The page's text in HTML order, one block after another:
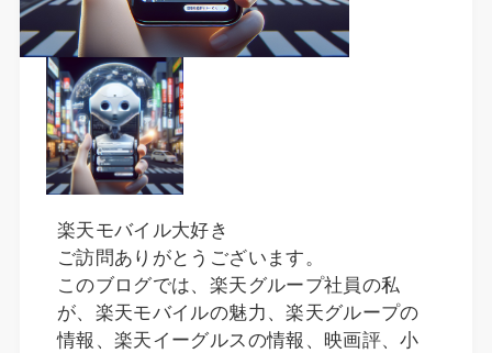
楽天モバイル大好き
ご訪問ありがとうございます。
このブログでは、楽天グループ社員の私
が、楽天モバイルの魅力、楽天グループの
情報、楽天イーグルスの情報、映画評、小